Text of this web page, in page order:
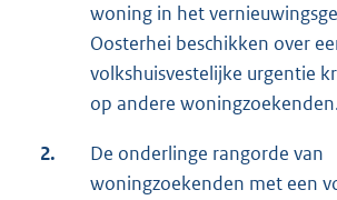
woning in het
Oosterhei beschikken over
volkshuisvestelijke urgentie
op andere
2.
De onderlinge rangorde van
woningzoekenden met een